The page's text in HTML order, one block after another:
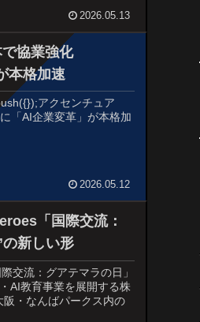
2026.05.13
協業強化
本格加速
アクセンチュア
「AI企業変革」が本格加
2026.05.12
「国際交流：
新しい形
交流：グアテマラの日」
AI教育事業を展開する株
・なんばパークス内の